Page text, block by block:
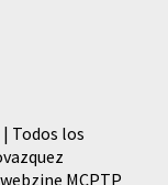
Todos los
MCPTP